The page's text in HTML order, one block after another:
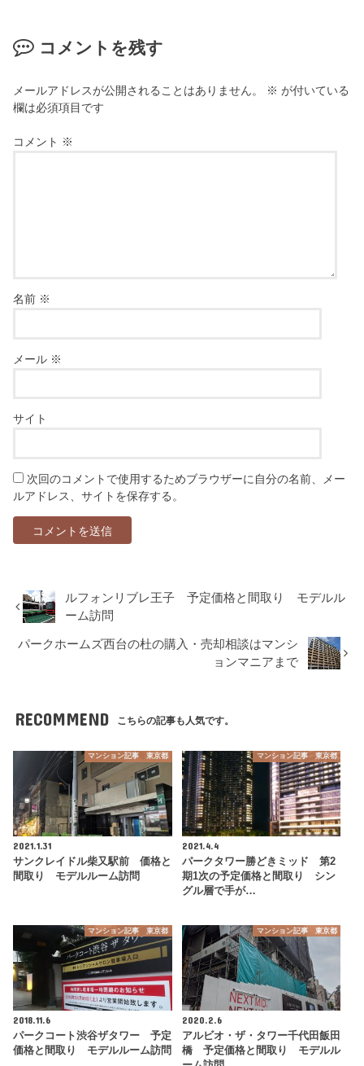
コメントを残す
メールアドレスが公開されることはありません。 ※ が付いている
欄は必須項目です
コメント ※
名前 ※
メール ※
サイト
次回のコメントで使用するためブラウザーに自分の名前、メー
ルアドレス、サイトを保存する。
ルフォンリブレ王子 予定価格と間取り モデルル
ーム訪問
パークホームズ西台の杜の購入・売却相談はマンシ
ョンマニアまで
RECOMMEND こちらの記事も人気です。
マンション記事 東京都
2021.1.31
サンクレイドル柴又駅前 価格と
間取り モデルルーム訪問
マンション記事 東京都
2021.4.4
パークタワー勝どきミッド 第2
期1次の予定価格と間取り シン
グル層で手が…
マンション記事 東京都
2018.11.6
パークコート渋谷ザタワー 予定
価格と間取り モデルルーム訪問
マンション記事 東京都
2020.2.6
アルビオ・ザ・タワー千代田飯田
橋 予定価格と間取り モデルル